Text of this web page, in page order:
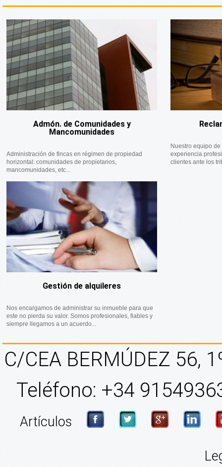
Admón. de Comunidades y
Mancomunidades
Administración de fincas en régimen de propiedad
horizontal: comunidades de propietarios,
mancomunidades, etc...
Nuestro equipo
experiencia
clientes ante los
Gestión de alquileres
Nos encargamos de administrar su inmueble para que
este no pierda su valor. Somos profesionales, fiables y
siempre llegamos a un acuerdo...
C/CEA BERMÚDEZ 56,
Teléfono: +34
Artículos